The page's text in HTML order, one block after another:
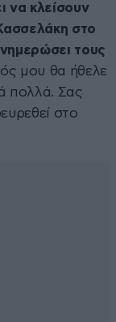
να κλείσουν
στο
τους
μου θα ήθελε
πολλά. Σας
στο